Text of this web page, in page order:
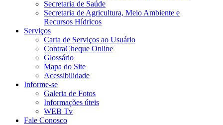
Secretaria de Saúde
Secretaria de Agricultura, Meio Ambiente e
Recursos Hídricos
Serviços
Carta de Serviços ao Usuário
ContraCheque Online
Glossário
Mapa do Site
Acessibilidade
Informe-se
Galeria de Fotos
Informações úteis
WEB Tv
Fale Conosco